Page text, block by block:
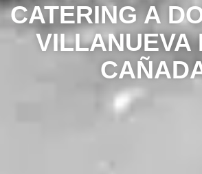
CATERING A
VILLANUEVA